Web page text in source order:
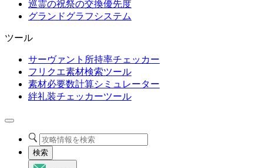
巡霊の祝祭の交換優先度
グランドグラフシステム
ツール
サーヴァント所持率チェッカー
フリクエ素材検索ツール
素材必要数計算シミュレーター
絆礼装チェッカーツール
検索